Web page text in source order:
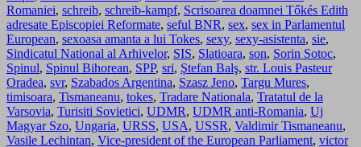
Romaniei, schreib, schreib-kampf, Scrisoarea doamnei Tőkés Edith
adresate Episcopiei Reformate, seful BNR, sex, sex in Parlamentul
European, sexoasa amanta a lui Tokes, sexy, sexy-asistenta, sie,
Sindicatul National al Arhivelor, SIS, Slatioara, son, Sorin Sotoc,
Spinul, Spinul Bihorean, SPP, sri, Ştefan Balş, str. Louis Pasteur
Oradea, svr, Szabados Argentina, Szasz Jeno, Targu Mures,
timisoara, Tismaneanu, tokes, Tradare Nationala, Tratatul de la
Varsovia, Turisiti Sovietici, UDMR, UDMR anti-Romania, Uj
Magyar Szo, Ungaria, URSS, USA, USSR, Valdimir Tismaneanu,
Vasile Lechintan, Vice-president of the European Parliament, victor